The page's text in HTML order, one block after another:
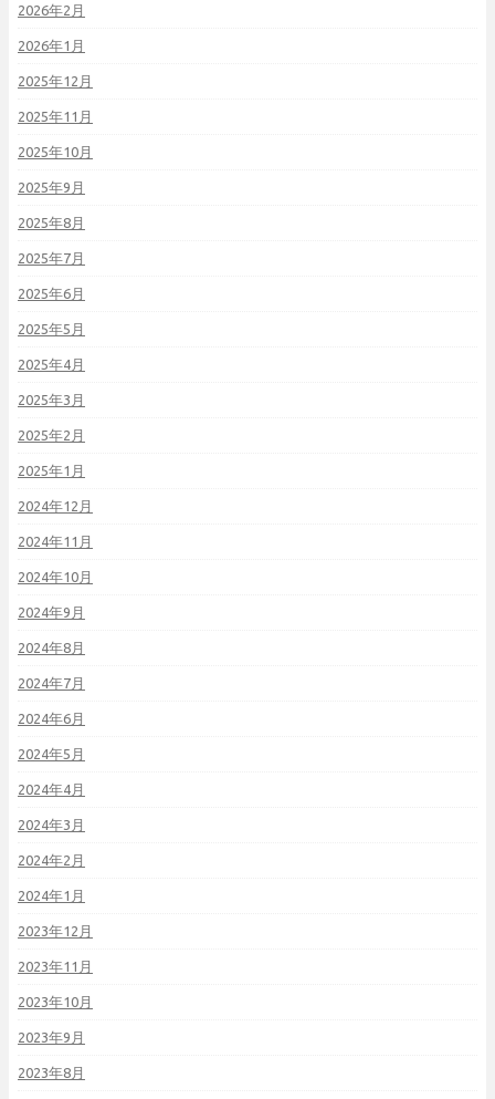
2026年2月
2026年1月
2025年12月
2025年11月
2025年10月
2025年9月
2025年8月
2025年7月
2025年6月
2025年5月
2025年4月
2025年3月
2025年2月
2025年1月
2024年12月
2024年11月
2024年10月
2024年9月
2024年8月
2024年7月
2024年6月
2024年5月
2024年4月
2024年3月
2024年2月
2024年1月
2023年12月
2023年11月
2023年10月
2023年9月
2023年8月